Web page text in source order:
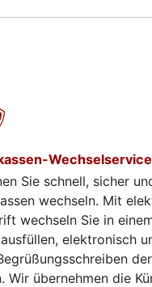
Wechselservice
Sie schnell, sicher
wechseln. Mit
wechseln Sie in
elektronisch
Wir übernehmen die